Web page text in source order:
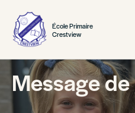
École Primaire
Crestview
Message